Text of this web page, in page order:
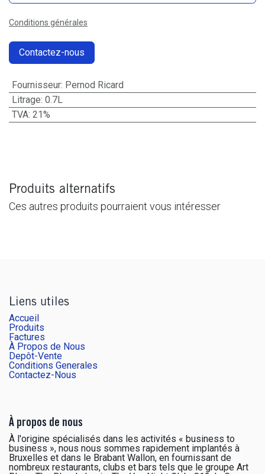
Conditions générales
Contactez-nous
Fournisseur: Pernod Ricard
Litrage: 0.7L
TVA: 21%
Produits alternatifs
Ces autres produits pourraient vous intéresser
Liens utiles
Accueil
Produits
Factures
À Propos de Nous
Depôt-Vente
Conditions Generales
Contactez-Nous
À propos de nous
À l'origine spécialisés dans les activités « business to
business », nous nous sommes rapidement implantés à
Bruxelles et dans le Brabant Wallon, en fournissant de
nombreux restaurants, clubs et bars tels que le groupe Art